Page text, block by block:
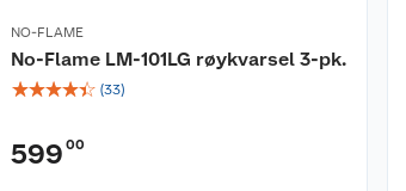
NO-FLAME
No-Flame LM-101LG røykvarsel 3-pk.
☆☆☆☆☆ (33)
599 00